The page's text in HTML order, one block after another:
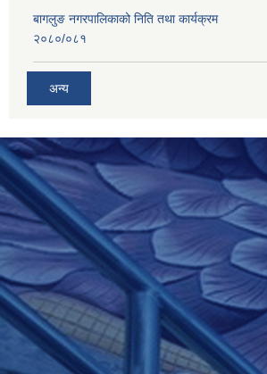
बागलुङ नगरपालिकाको निति तथा कार्यक्रम
२०८०/०८१
अन्य